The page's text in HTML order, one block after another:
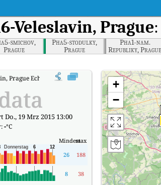
Veleslavin, Prague
smichov,
Prague
Pha5-stodulky,
Prague
Pha1-nam.
Republiky, Prague
Prague Echtzeit-Luftqualitätsindex (AQI).
19 Mrz 2015 13:00
-°C
Mindestmax
26 188
8
38
+
−